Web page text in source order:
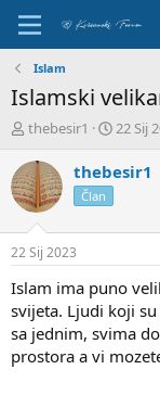
Islam
Islamski
P
k
r
e
t
a
č
t
e
m
e
thebesir1
D
t
č
e
k
a
22 Sij
thebesir1
Član
22 Sij 2023
Islam ima puno
svijeta. Ljudi koji
sa jednim, svima
prostora a vi